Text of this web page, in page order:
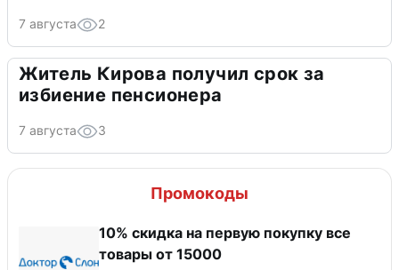
7 августа 2
Житель Кирова получил срок за
избиение пенсионера
7 августа 3
Промокоды
10% скидка на первую покупку все
товары от 15000